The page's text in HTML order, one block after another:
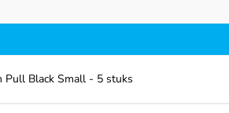
Pull Black Small - 5 stuks